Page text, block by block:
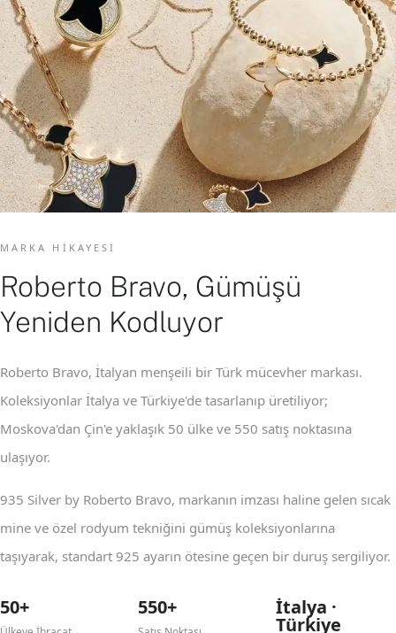
MARKA HIKAYESI
Roberto Bravo, Gümüşü
Yeniden Kodluyor
Roberto Bravo, İtalyan menşeili bir Türk mücevher markası.
Koleksiyonlar İtalya ve Türkiye'de tasarlanıp üretiliyor;
Moskova'dan Çin'e yaklaşık 50 ülke ve 550 satış noktasına
ulaşıyor.
935 Silver by Roberto Bravo, markanın imzası haline gelen sıcak
mine ve özel rodyum tekniğini gümüş koleksiyonlarına
taşıyarak, standart 925 ayarın ötesine geçen bir duruş sergiliyor.
50+ 550+ İtalya ·
Türkiye